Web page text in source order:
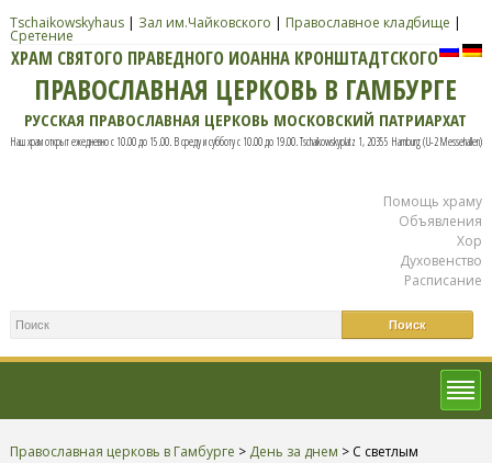
Tschaikowskyhaus| Зал им.Чайковского | Православное кладбище |
Сретение
ХРАМ СВЯТОГО ПРАВЕДНОГО ИОАННА КРОНШТАДТСКОГО
ПРАВОСЛАВНАЯ ЦЕРКОВЬ В ГАМБУРГЕ
РУССКАЯ ПРАВОСЛАВНАЯ ЦЕРКОВЬ МОСКОВСКИЙ ПАТРИАРХАТ
Наш храм открыт ежедневно с 10.00 до 15.00. В среду и субботу с 10.00 до 19.00. Tschaikowskyplatz 1, 20355 Hamburg (U-2 Messehallen)
Помощь храму
Объявления
Хор
Духовенство
Расписание
Православная церковь в Гамбурге > День за днем > С светлым